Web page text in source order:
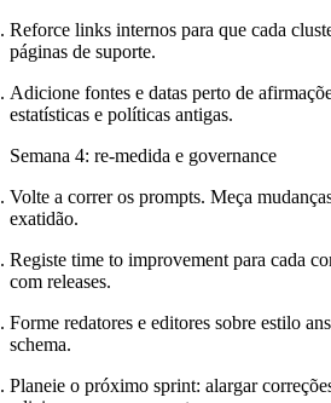
Reforce links internos para que cada
páginas de suporte.
Adicione fontes e datas perto de
estatísticas e políticas antigas.
Semana 4: re-medida e governance
Volte a correr os prompts. Meça
exatidão.
Registe time to improvement para cada
com releases.
Forme redatores e editores sobre estilo
schema.
Planeie o próximo sprint: alargar